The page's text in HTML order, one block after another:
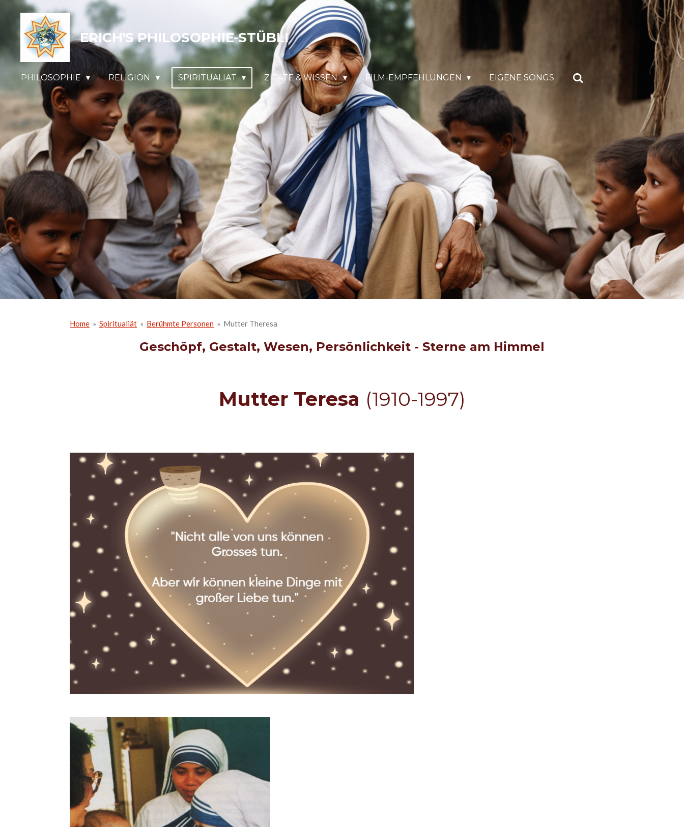
Hauptinhalt
springen
ERICH'S PHILOSOPHIE-STÜBLI
PHILOSOPHIE RELIGION SPIRITUALIÄT ZITATE & WISSEN FILM-EMPFEHLUNGEN EIGENE SONGS
Home » Spiritualiät » Berühmte Personen » Mutter Theresa
Geschöpf, Gestalt, Wesen, Persönlichkeit - Sterne am Himmel
MutterTeresa (1910-1997)